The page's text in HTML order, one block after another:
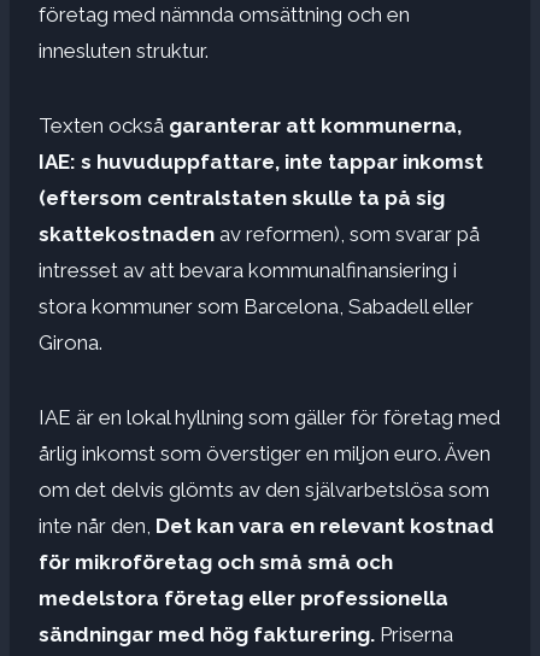
företag med nämnda omsättning och en
innesluten struktur.
Texten också garanterar att kommunerna,
IAE: s huvuduppfattare, inte tappar inkomst
(eftersom centralstaten skulle ta på sig
skattekostnaden av reformen), som svarar på
intresset av att bevara kommunalfinansiering i
stora kommuner som Barcelona, ​​Sabadell eller
Girona.
IAE är en lokal hyllning som gäller för företag med
årlig inkomst som överstiger en miljon euro. Även
om det delvis glömts av den självarbetslösa som
inte når den, Det kan vara en relevant kostnad
för mikroföretag och små små och
medelstora företag eller professionella
sändningar med hög fakturering. Priserna